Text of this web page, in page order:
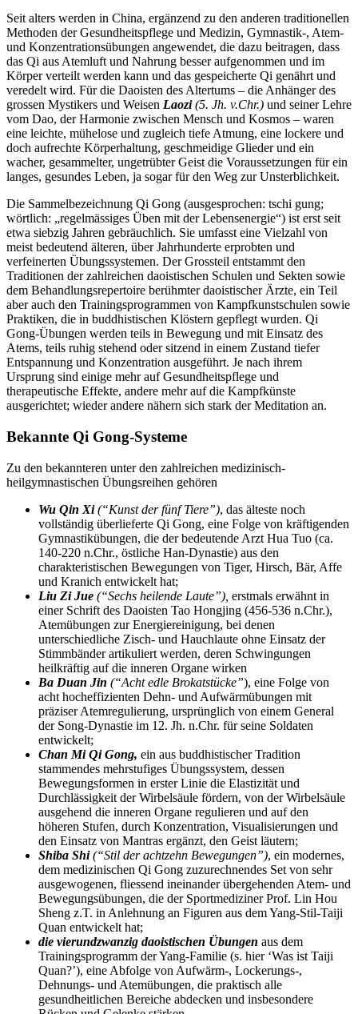
Seit alters werden in China, ergänzend zu den anderen traditionellen
Methoden der Gesundheitspflege und Medizin, Gymnastik-, Atem-
und Konzentrationsübungen angewendet, die dazu beitragen, dass
das Qi aus Atemluft und Nahrung besser aufgenommen und im
Körper verteilt werden kann und das gespeicherte Qi genährt und
veredelt wird. Für die Daoisten des Altertums – die Anhänger des
grossen Mystikers und Weisen Laozi(5. Jh. v.Chr.) und seiner Lehre
vom Dao, der Harmonie zwischen Mensch und Kosmos – waren
eine leichte, mühelose und zugleich tiefe Atmung, eine lockere und
doch aufrechte Körperhaltung, geschmeidige Glieder und ein
wacher, gesammelter, ungetrübter Geist die Voraussetzungen für ein
langes, gesundes Leben, ja sogar für den Weg zur Unsterblichkeit.
Die Sammelbezeichnung Qi Gong (ausgesprochen: tschi gung;
wörtlich: „regelmässiges Üben mit der Lebensenergie“) ist erst seit
etwa siebzig Jahren gebräuchlich. Sie umfasst eine Vielzahl von
meist bedeutend älteren, über Jahrhunderte erprobten und
verfeinerten Übungssystemen. Der Grossteil entstammt den
Traditionen der zahlreichen daoistischen Schulen und Sekten sowie
dem Behandlungsrepertoire berühmter daoistischer Ärzte, ein Teil
aber auch den Trainingsprogrammen von Kampfkunstschulen sowie
Praktiken, die in buddhistischen Klöstern gepflegt wurden. Qi
Gong-Übungen werden teils in Bewegung und mit Einsatz des
Atems, teils ruhig stehend oder sitzend in einem Zustand tiefer
Entspannung und Konzentration ausgeführt. Je nach ihrem
Ursprung sind einige mehr auf Gesundheitspflege und
therapeutische Effekte, andere mehr auf die Kampfkünste
ausgerichtet; wieder andere nähern sich stark der Meditation an.
Bekannte Qi Gong-Systeme
Zu den bekannteren unter den zahlreichen medizinisch-
heilgymnastischen Übungsreihen gehören
Wu Qin Xi(“Kunst der fünf Tiere”), das älteste noch
vollständig überlieferte Qi Gong, eine Folge von kräftigenden
Gymnastikübungen, die der bedeutende Arzt Hua Tuo (ca.
140-220 n.Chr., östliche Han-Dynastie) aus den
charakteristischen Bewegungen von Tiger, Hirsch, Bär, Affe
und Kranich entwickelt hat;
Liu Zi Jue (“Sechs heilende Laute”), erstmals erwähnt in
einer Schrift des Daoisten Tao Hongjing (456-536 n.Chr.),
Atemübungen zur Energiereinigung, bei denen
unterschiedliche Zisch- und Hauchlaute ohne Einsatz der
Stimmbänder artikuliert werden, deren Schwingungen
heilkräftig auf die inneren Organe wirken
Ba Duan Jin (“Acht edle Brokatstücke”), eine Folge von
acht hocheffizienten Dehn- und Aufwärmübungen mit
präziser Atemregulierung, ursprünglich von einem General
der Song-Dynastie im 12. Jh. n.Chr. für seine Soldaten
entwickelt;
Chan Mi Qi Gong, ein aus buddhistischer Tradition
stammendes mehrstufiges Übungssystem, dessen
Bewegungsformen in erster Linie die Elastizität und
Durchlässigkeit der Wirbelsäule fördern, von der Wirbelsäule
ausgehend die inneren Organe regulieren und auf den
höheren Stufen, durch Konzentration, Visualisierungen und
den Einsatz von Mantras ergänzt, den Geist läutern;
Shiba Shi(“Stil der achtzehn Bewegungen”), ein modernes,
dem medizinischen Qi Gong zuzurechnendes Set von sehr
ausgewogenen, fliessend ineinander übergehenden Atem- und
Bewegungsübungen, die der Sportmediziner Prof. Lin Hou
Sheng z.T. in Anlehnung an Figuren aus dem Yang-Stil-Taiji
Quan entwickelt hat;
die vierundzwanzig daoistischen Übungen aus dem
Trainingsprogramm der Yang-Familie (s. hier ‘Was ist Taiji
Quan?’), eine Abfolge von Aufwärm-, Lockerungs-,
Dehnungs- und Atemübungen, die praktisch alle
gesundheitlichen Bereiche abdecken und insbesondere